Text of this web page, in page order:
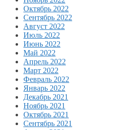
Октябрь 2022
Сентябрь 2022
Август 2022
Июль 2022
Июнь 2022
Май 2022
Апрель 2022
Март 2022
Февраль 2022
Январь 2022
Декабрь 2021
Ноябрь 2021
Октябрь 2021
Сентябрь 2021